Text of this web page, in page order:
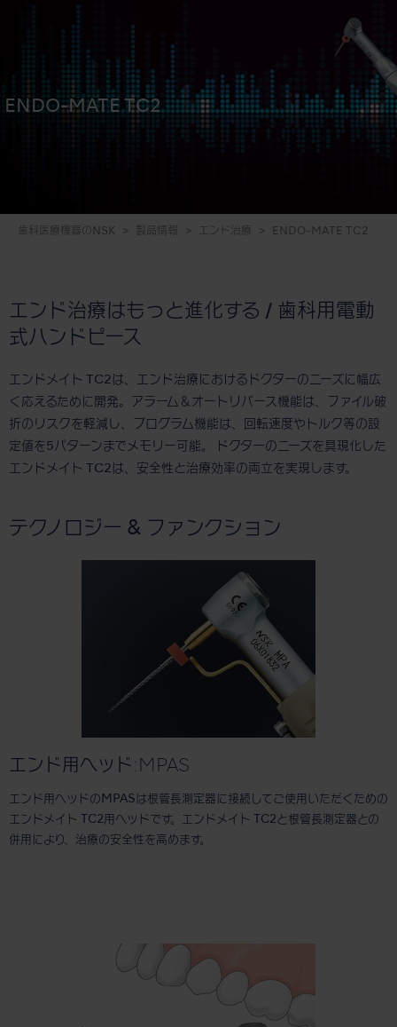
ENDO-MATE TC2
歯科医療機器のNSK 製品情報 エンド治療 ENDO-MATE TC2
エンド治療はもっと進化する / 歯科用電動
式ハンドピース
エンドメイト TC2は、エンド治療におけるドクターのニーズに幅広
く応えるために開発。アラーム＆オートリバース機能は、ファイル破
折のリスクを軽減し、プログラム機能は、回転速度やトルク等の設
定値を5パターンまでメモリー可能。 ドクターのニーズを具現化した
エンドメイト TC2は、安全性と治療効率の両立を実現します。
テクノロジー & ファンクション
エンド用ヘッド:MPAS
エンド用ヘッドのMPASは根管長測定器に接続してご使用いただくための
エンドメイト TC2用ヘッドです。エンドメイト TC2と根管長測定器との
併用により、治療の安全性を高めます。